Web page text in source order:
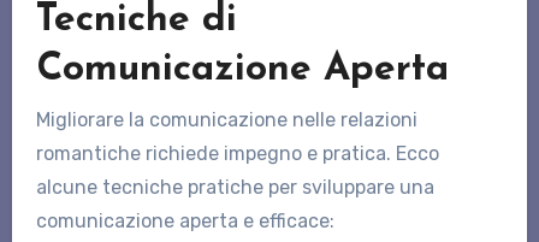
Tecniche di
Comunicazione Aperta
Migliorare la comunicazione nelle relazioni
romantiche richiede impegno e pratica. Ecco
alcune tecniche pratiche per sviluppare una
comunicazione aperta e efficace: